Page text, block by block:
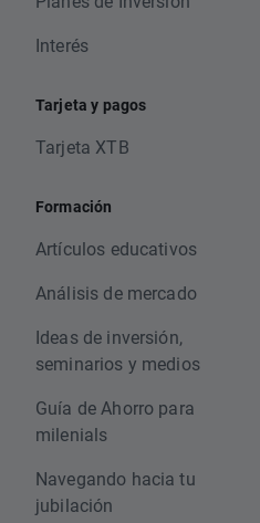
Interés
Tarjeta y pagos
Tarjeta XTB
Formación
Artículos educativos
Análisis de mercado
Ideas de inversión,
seminarios y medios
Guía de Ahorro para
milenials
Navegando hacia tu
jubilación